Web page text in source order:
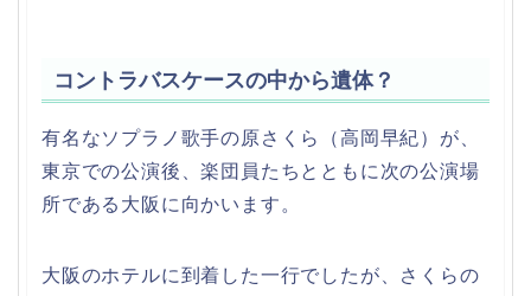
コントラバスケースの中から遺体？
有名なソプラノ歌手の原さくら（高岡早紀）が、
東京での公演後、楽団員たちとともに次の公演場
所である大阪に向かいます。
大阪のホテルに到着した一行でしたが、さくらの